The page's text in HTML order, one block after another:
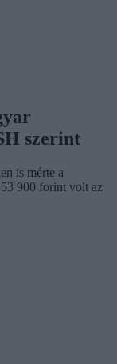
szerint
is mérte a
900 forint volt az